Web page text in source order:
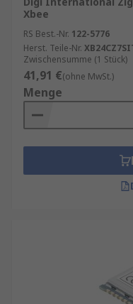
Zielsystem
Bauform und
Integration auf
beispielsweise
Funkzulassungen
Xbee
RS Best.-Nr. 122-5776
Herst. Teile-Nr.
Zwischensumme (1 Stück)
41,91 €(ohne MwSt.)
Menge